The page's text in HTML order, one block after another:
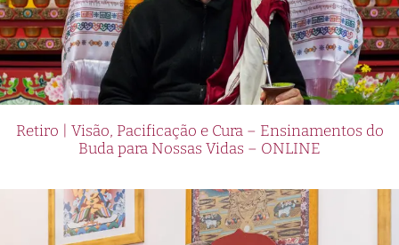
Retiro | Visão, Pacificação e Cura – Ensinamentos do
Buda para Nossas Vidas – ONLINE